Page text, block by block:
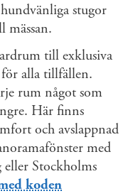
stugor
till exklusiva
alla tillfällen.
rum något som
Här finns
och avslappnad
med
Stockholms
koden